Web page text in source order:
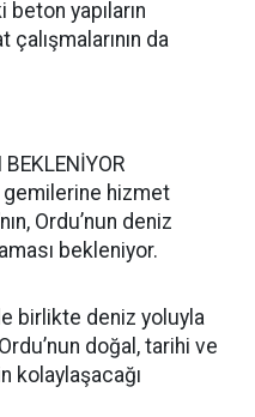
yapıların
da
gemilerine hizmet
Ordu’nun deniz
bekleniyor.
birlikte deniz yoluyla
doğal, tarihi ve
kolaylaşacağı